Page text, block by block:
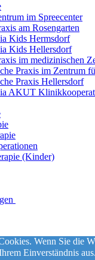
im Spreecenter
am Rosengarten
Kids Hermsdorf
Kids Hellersdorf
im medizinischen
Praxis im Zentrum
Praxis Hellersdorf
AKUT
(Kinder)
Wenn Sie die
Einverständnis aus.